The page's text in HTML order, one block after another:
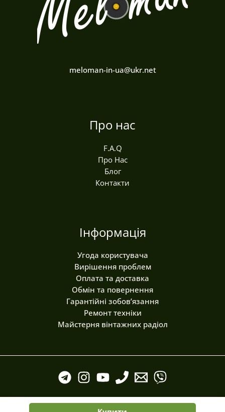
meloman-in-ua@ukr.net
Про нас
F.A.Q
Про Нас
Блог
Контакти
Інформація
Угода користувача
Вирішення проблем
Оплата та доставка
Обмін та повернення
Гарантійні зобов’язання
Ремонт техніки
Майстерня вінтажних радіол